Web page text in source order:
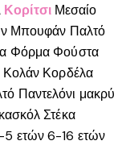
Κορίτσι Μεσαίο
Μπουφάν Παλτό
Φόρμα Φούστα
Κολάν Κορδέλα
Παντελόνι μακρύ
Στέκα
5 ετών6-16 ετών